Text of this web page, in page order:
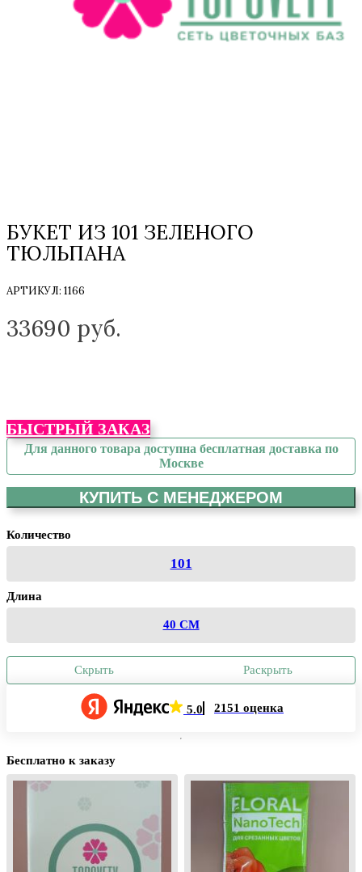
БУКЕТ ИЗ 101 ЗЕЛЕНОГО
ТЮЛЬПАНА
АРТИКУЛ: 1166
33690 руб.
БЫСТРЫЙ ЗАКАЗ
Для данного товара доступна бесплатная доставка по
Москве
КУПИТЬ С МЕНЕДЖЕРОМ
Количество
101
Длина
40 СМ
Скрыть Раскрыть
5.0 2151 оценка
Бесплатно к заказу